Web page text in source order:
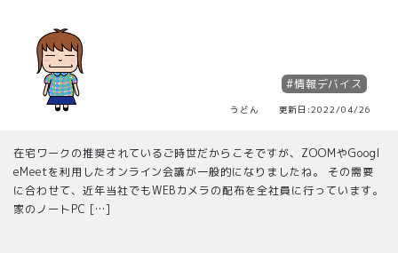
#情報デバイス
うどん 更新日:2022/04/26
在宅ワークの推奨されているご時世だからこそですが、ZOOMやGoogl
eMeetを利用したオンライン会議が一般的になりましたね。 その需要
に合わせて、近年当社でもWEBカメラの配布を全社員に行っています。
家のノートPC […]